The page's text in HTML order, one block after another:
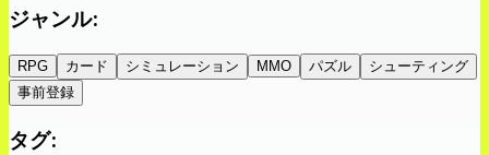
ジャンル:
RPG カード シミュレーション MMO パズル
シューティング
事前登録
タグ: